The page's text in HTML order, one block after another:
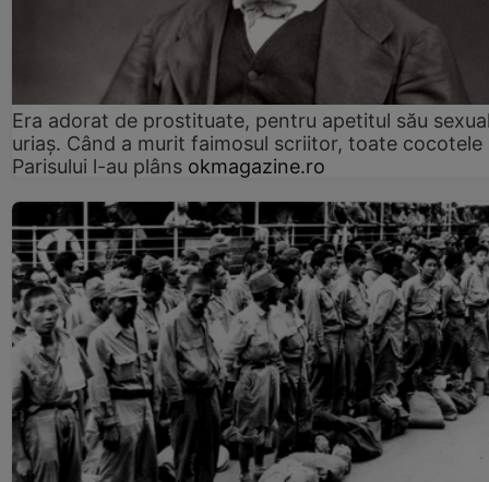
Era adorat de prostituate, pentru apetitul său
uriaș. Când a murit faimosul scriitor, toate cocotele
Parisului l-au plâns okmagazine.ro